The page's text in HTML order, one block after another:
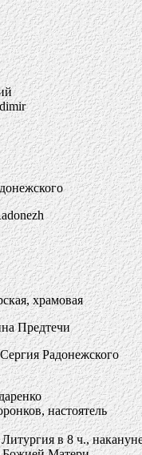
храмовая
Предтечи
Радонежского
настоятель
в 8 ч.,